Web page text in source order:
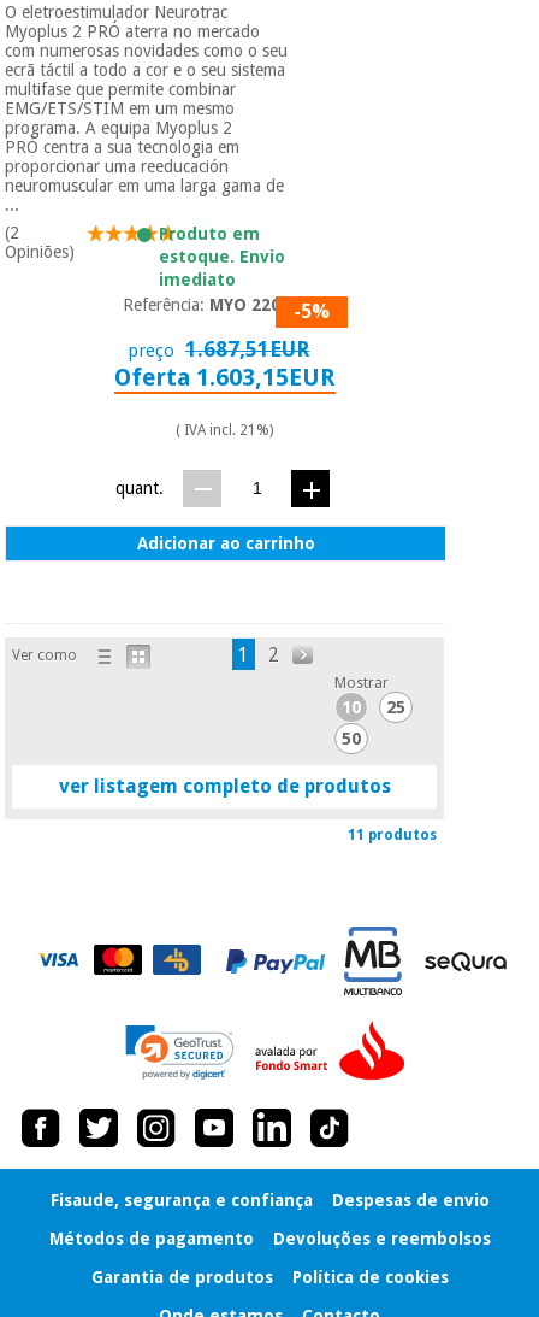
O eletroestimulador Neurotrac
Myoplus 2 PRÓ aterra no mercado
com numerosas novidades como o seu
ecrã táctil a todo a cor e o seu sistema
multifase que permite combinar
EMG/ETS/STIM em um mesmo
programa. A equipa Myoplus 2
PRÓ centra a sua tecnologia em
proporcionar uma reeducación
neuromuscular em uma larga gama de
...
(2
Opiniões)
Produto em
estoque. Envio
imediato
Referência: MYO 220P -5%
preço 1.687,51EUR
Oferta 1.603,15EUR
( IVA incl. 21%)
quant.
Adicionar ao carrinho
Ver como 1 2
Mostrar
10
25
50
ver listagem completo de produtos
11 produtos
Fisaude, segurança e confiança
Despesas de envio
Métodos de pagamento
Devoluções e reembolsos
Garantia de produtos
Política de cookies